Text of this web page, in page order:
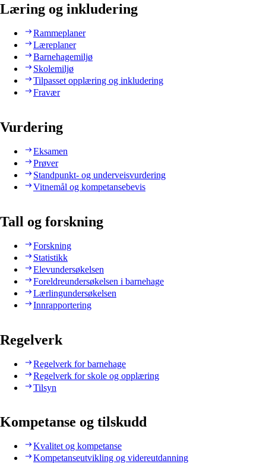
Læring og inkludering
Rammeplaner
Læreplaner
Barnehagemiljø
Skolemiljø
Tilpasset opplæring og inkludering
Fravær
Vurdering
Eksamen
Prøver
Standpunkt- og underveisvurdering
Vitnemål og kompetansebevis
Tall og forskning
Forskning
Statistikk
Elevundersøkelsen
Foreldreundersøkelsen i barnehage
Lærlingundersøkelsen
Innrapportering
Regelverk
Regelverk for barnehage
Regelverk for skole og opplæring
Tilsyn
Kompetanse og tilskudd
Kvalitet og kompetanse
Kompetanseutvikling og videreutdanning